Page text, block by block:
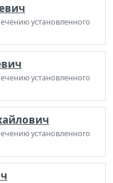
установленного
установленного
установленного